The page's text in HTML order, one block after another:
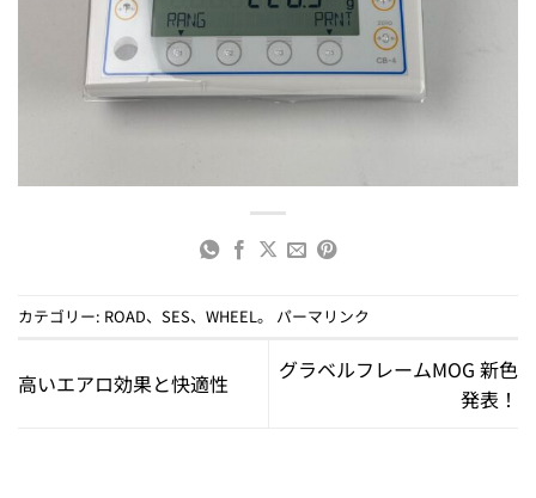
カテゴリー: ROAD、 SES、 WHEEL 。 パーマリンク
高いエアロ効果と快適性
グラベルフレームMOG 新色
発表！